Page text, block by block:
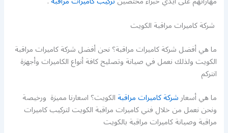
شركة كاميرات مراقبة الكويت
ما هي أفضل شركة كاميرات مراقبة؟ نحن أفضل شركة كاميرات مراقبة
الكويت ولذلك نعمل في صيانة وتصليح كافة أنواع الكاميرات وأجهزة
انتركم
ما هي أسعارشركة كاميرات مراقبةالكويت؟ اسعارنا مميزة ورخيصة
ونحن نعمل من خلال فني كاميرات مراقبة الكويت لتركيب كاميرات
مراقبة وصيانة كاميرات مراقبة بالكويت